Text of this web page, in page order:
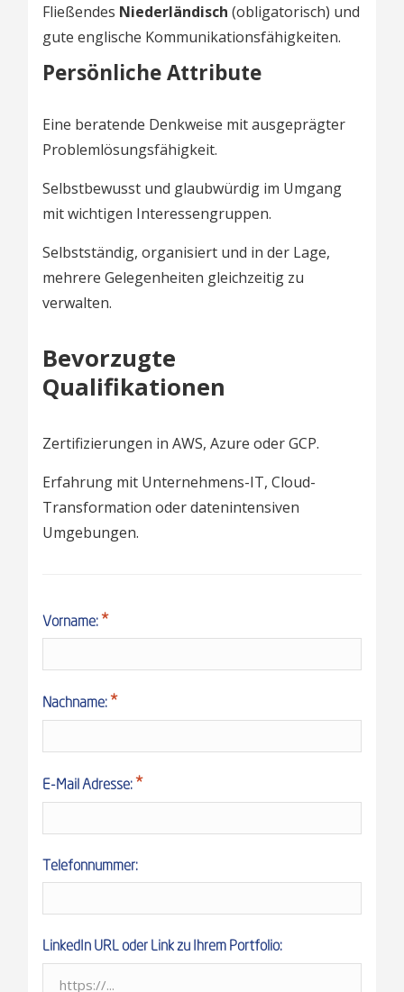
Fließendes Niederländisch (obligatorisch) und
gute englische Kommunikationsfähigkeiten.
Persönliche Attribute
Eine beratende Denkweise mit ausgeprägter
Problemlösungsfähigkeit.
Selbstbewusst und glaubwürdig im Umgang
mit wichtigen Interessengruppen.
Selbstständig, organisiert und in der Lage,
mehrere Gelegenheiten gleichzeitig zu
verwalten.
Bevorzugte
Qualifikationen
Zertifizierungen in AWS, Azure oder GCP.
Erfahrung mit Unternehmens-IT, Cloud-
Transformation oder datenintensiven
Umgebungen.
Vorname:
Nachname:
E-Mail Adresse:
Telefonnummer:
LinkedIn URL oder Link zu Ihrem Portfolio: